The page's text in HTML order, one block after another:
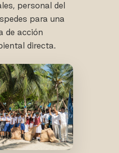
personal del
para una
de acción
directa.